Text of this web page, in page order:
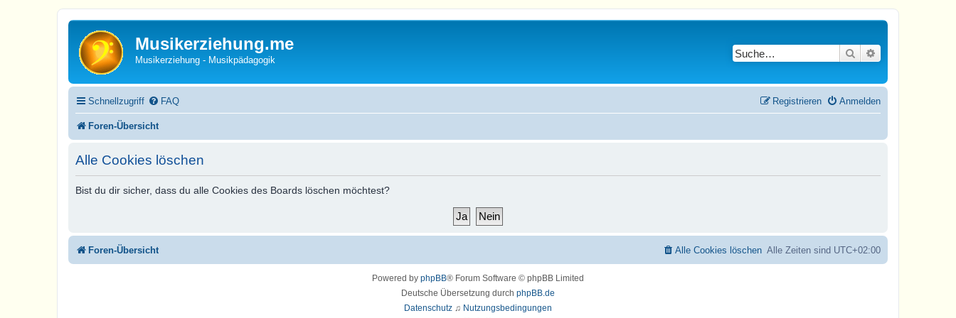
Musikerziehung.me
Musikerziehung - Musikpädagogik
Suche
Schnellzugriff FAQ Anmelden
Registrieren
Foren-Übersicht
Alle Cookies löschen
Bist du dir sicher, dass du alle Cookies des Boards löschen möchtest?
Foren-Übersicht Alle Zeiten sind UTC+02:00
Alle Cookies löschen
Powered by phpBB® Forum Software © phpBB Limited
Deutsche Übersetzung durch phpBB.de
Datenschutz ♫ Nutzungsbedingungen